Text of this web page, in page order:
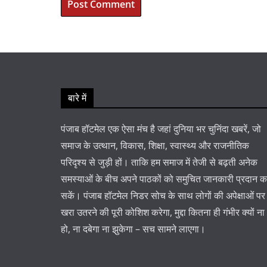
बारे में
पंजाब हॉटमेल एक ऐसा मंच है जहां दुनिया भर चुनिंदा खबरें, जो
समाज के उत्थान, विकास, शिक्षा, स्वास्थ्य और राजनीतिक
परिदृश्य से जुड़ी हों। ताकि हम समाज में तेजी से बढ़ती अनेक
समस्याओं के बीच अपने पाठकों को समुचित जानकारी प्रदान
सकें। पंजाब हॉटमेल निडर सोच के साथ लोगों की अपेक्षाओं पर
खरा उतरने की पूरी कोशिश करेगा, मुद्दा कितना ही गंभीर क्यों ना
हो, ना दबेगा ना झुकेगा – सच सामने लाएगा।